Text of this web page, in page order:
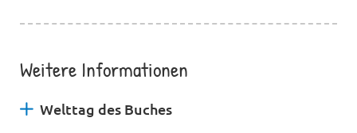
Weitere Informationen
Welttag des Buches